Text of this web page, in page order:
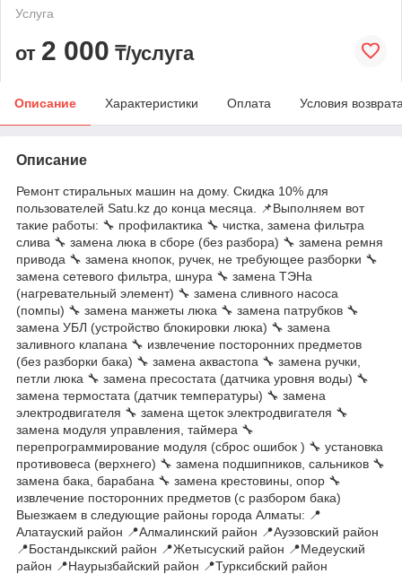
Услуга
от 2 000 ₸/услуга
Описание Характеристики Оплата Условия
Описание
Ремонт стиральных машин на дому. Скидка 10% для
пользователей Satu.kz до конца месяца. 📌Выполняем вот
такие работы: 🔧 профилактика 🔧 чистка, замена фильтра
слива 🔧 замена люка в сборе (без разбора) 🔧 замена ремня
привода 🔧 замена кнопок, ручек, не требующее разборки 🔧
замена сетевого фильтра, шнура 🔧 замена ТЭНа
(нагревательный элемент) 🔧 замена сливного насоса
(помпы) 🔧 замена манжеты люка 🔧 замена патрубков 🔧
замена УБЛ (устройство блокировки люка) 🔧 замена
заливного клапана 🔧 извлечение посторонних предметов
(без разборки бака) 🔧 замена аквастопа 🔧 замена ручки,
петли люка 🔧 замена пресостата (датчика уровня воды) 🔧
замена термостата (датчик температуры) 🔧 замена
электродвигателя 🔧 замена щеток электродвигателя 🔧
замена модуля управления, таймера 🔧
перепрограммирование модуля (сброс ошибок ) 🔧 установка
противовеса (верхнего) 🔧 замена подшипников, сальников 🔧
замена бака, барабана 🔧 замена крестовины, опор 🔧
извлечение посторонних предметов (с разбором бака)
Выезжаем в следующие районы города Алматы: 📍
Алатауский район 📍Алмалинский район 📍Ауэзовский район
📍Бостандыкский район 📍Жетысуский район 📍Медеуский
район 📍Наурызбайский район 📍Турксибский район